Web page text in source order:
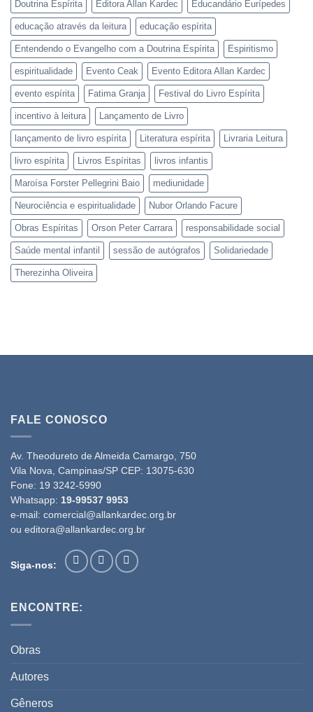
Doutrina Espírita Editora Allan Kardec Educandário Eurípedes
educação através da leitura educação espírita
Entendendo o Evangelho com a Doutrina Espírita Espiritismo
espiritualidade Evento Ceak Evento Editora Allan Kardec
evento espírita Fatima Granja Festival do Livro Espírita
incentivo à leitura Lançamento de Livro
lançamento de livro espírita Literatura espírita Livraria Leitura
livro espírita Livros Espíritas livros infantis
Maroísa Forster Pellegrini Baio mediunidade
Neurociência e espiritualidade Nubor Orlando Facure
Obras Espíritas Orson Peter Carrara responsabilidade social
Saúde mental infantil sessão de autógrafos Solidariedade
Therezinha Oliveira
FALE CONOSCO
Av. Theodureto de Almeida Camargo, 750
Vila Nova, Campinas/SP CEP: 13075-630
Fone: 19 3242-5990
Whatsapp: 19-99537 9953
e-mail: comercial@allankardec.org.br
ou editora@allankardec.org.br
Siga-nos:
ENCONTRE:
Obras
Autores
Gêneros